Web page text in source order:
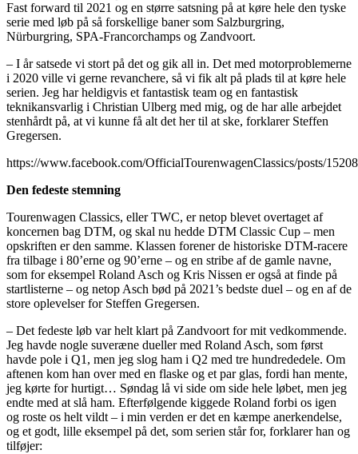
Fast forward til 2021 og en større satsning på at køre hele den tyske
serie med løb på så forskellige baner som Salzburgring,
Nürburgring, SPA-Francorchamps og Zandvoort.
– I år satsede vi stort på det og gik all in. Det med motorproblemerne
i 2020 ville vi gerne revanchere, så vi fik alt på plads til at køre hele
serien. Jeg har heldigvis et fantastisk team og en fantastisk
teknikansvarlig i Christian Ulberg med mig, og de har alle arbejdet
stenhårdt på, at vi kunne få alt det her til at ske, forklarer Steffen
Gregersen.
https://www.facebook.com/OfficialTourenwagenClassics/posts/
Den fedeste stemning
Tourenwagen Classics, eller TWC, er netop blevet overtaget af
koncernen bag DTM, og skal nu hedde DTM Classic Cup – men
opskriften er den samme. Klassen forener de historiske DTM-racere
fra tilbage i 80’erne og 90’erne – og en stribe af de gamle navne,
som for eksempel Roland Asch og Kris Nissen er også at finde på
startlisterne – og netop Asch bød på 2021’s bedste duel – og en af de
store oplevelser for Steffen Gregersen.
– Det fedeste løb var helt klart på Zandvoort for mit vedkommende.
Jeg havde nogle suveræne dueller med Roland Asch, som først
havde pole i Q1, men jeg slog ham i Q2 med tre hundrededele. Om
aftenen kom han over med en flaske og et par glas, fordi han mente,
jeg kørte for hurtigt… Søndag lå vi side om side hele løbet, men jeg
endte med at slå ham. Efterfølgende kiggede Roland forbi os igen
og roste os helt vildt – i min verden er det en kæmpe anerkendelse,
og et godt, lille eksempel på det, som serien står for, forklarer han og
tilføjer: